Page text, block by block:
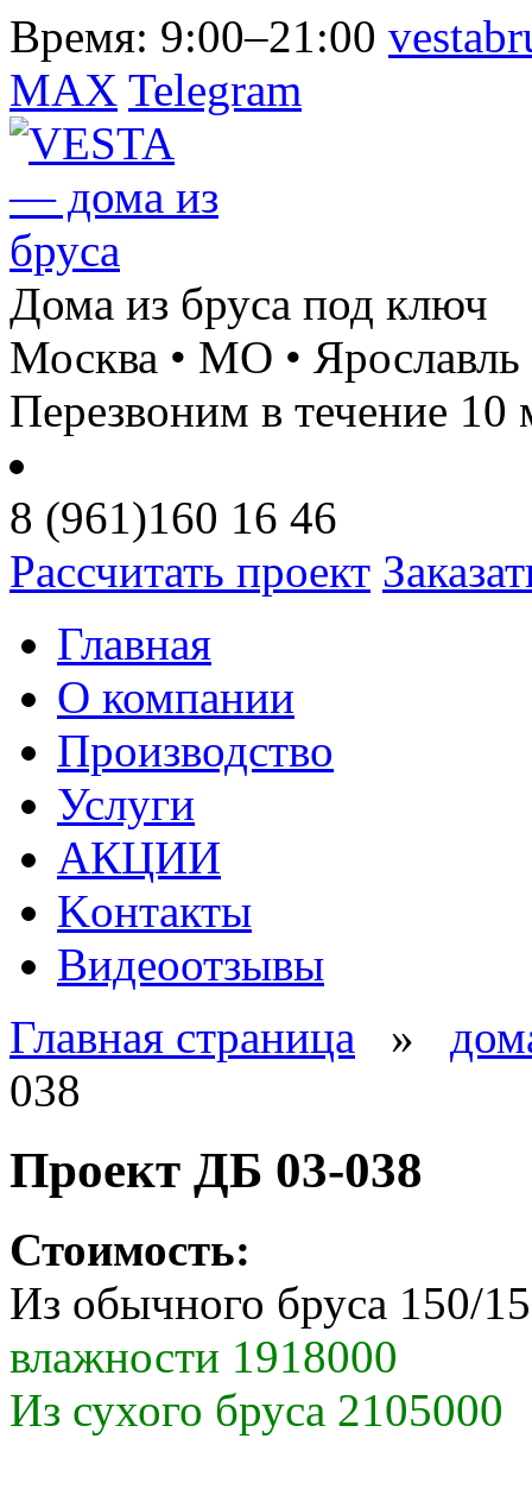
Время: 9:00–21:00
MAX Telegram
Дома из бруса под ключ
Москва • МО • Ярославль
Перезвоним в течение 10
8 (961)160 16 46
Рассчитать проект
Главная
О компании
Производство
Услуги
АКЦИИ
Kонтакты
Видеоотзывы
Главная страница »
038
Проект ДБ 03-038
Стоимость:
Из обычного бруса 150/
влажности 1918000
Из сухого бруса 2105000